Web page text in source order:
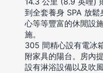
到全套養身 SPA 放
心等等豐富的休閒設
施。
305 間精心設有電冰
附家具的陽台。房內
設有淋浴設備以及吹風